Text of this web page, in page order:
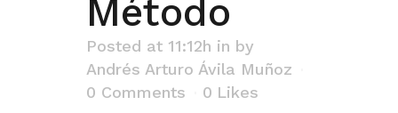
Método
Posted at 11:12h in by
Andrés Arturo Ávila Muñoz
0 Comments
0 Likes